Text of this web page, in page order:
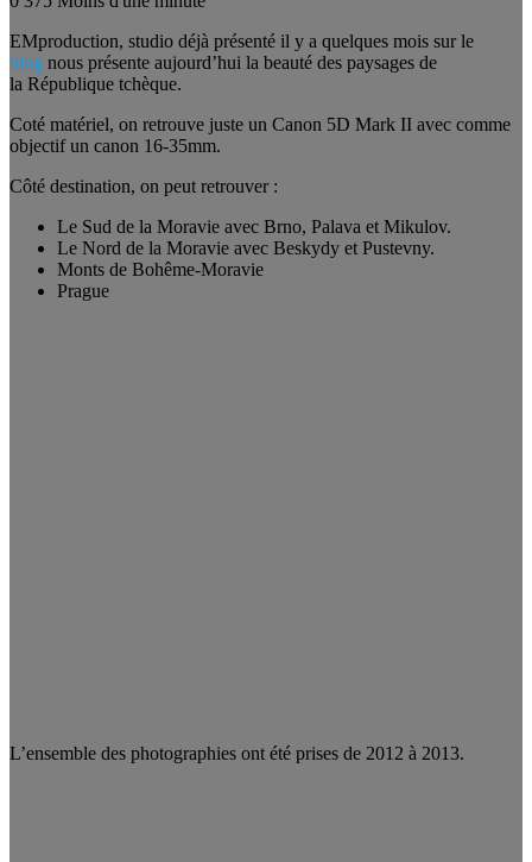
EMproduction, studio déjà présenté il y a quelques mois sur le
blog nous présente aujourd’hui la beauté des paysages de
la République tchèque.
Coté matériel, on retrouve juste un Canon 5D Mark II avec comme
objectif un canon 16-35mm.
Côté destination, on peut retrouver :
Le Sud de la Moravie avec Brno, Palava et Mikulov.
Le Nord de la Moravie avec Beskydy et Pustevny.
Monts de Bohême-Moravie
Prague
L’ensemble des photographies ont été prises de 2012 à 2013.